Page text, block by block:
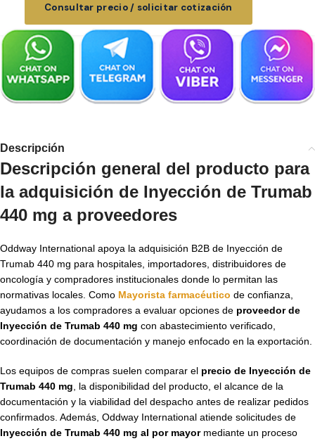
Consultar precio / solicitar cotización
Descripción
Descripción general del producto para
la adquisición de Inyección de Trumab
440 mg a proveedores
Oddway International apoya la adquisición B2B de Inyección de
Trumab 440 mg para hospitales, importadores, distribuidores de
oncología y compradores institucionales donde lo permitan las
normativas locales. Como Mayorista farmacéutico de confianza,
ayudamos a los compradores a evaluar opciones de proveedor de
Inyección de Trumab 440 mg con abastecimiento verificado,
coordinación de documentación y manejo enfocado en la exportación.
Los equipos de compras suelen comparar el precio de Inyección de
Trumab 440 mg , la disponibilidad del producto, el alcance de la
documentación y la viabilidad del despacho antes de realizar pedidos
confirmados. Además, Oddway International atiende solicitudes de
Inyección de Trumab 440 mg al por mayormediante un proceso